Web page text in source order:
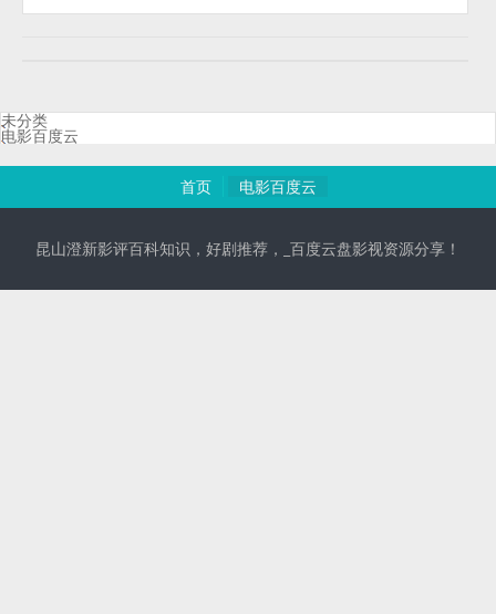
未分类
电影百度云
首页 电影百度云
昆山澄新影评百科知识，好剧推荐，_百度云盘影视资源分享！